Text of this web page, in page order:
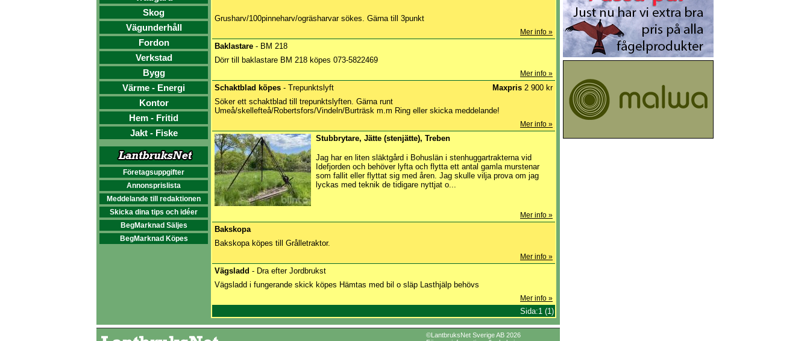
Skog
Vägunderhåll
Fordon
Verkstad
Bygg
Värme - Energi
Kontor
Hem - Fritid
Jakt - Fiske
Företagsuppgifter
Annonsprislista
Meddelande till redaktionen
Skicka dina tips och idéer
BegMarknad Säljes
BegMarknad Köpes
Grusharv/100pinneharv/ogräsharvar sökes. Gärna till 3punkt
Mer info »
Baklastare - BM 218
Dörr till baklastare BM 218 köpes 073-5822469
Mer info »
Schaktblad köpes - Trepunktslyft Maxpris 2 900 kr
Söker ett schaktblad till trepunktslyften. Gärna runt
Umeå/skellefteå/Robertsfors/Vindeln/Burträsk m.m Ring eller skicka meddelande!
Mer info »
Stubbrytare, Jätte (stenjätte), Treben
Jag har en liten släktgård i Bohuslän i stenhuggartrakterna vid
Idefjorden och behöver lyfta och flytta ett antal gamla murstenar
som fallit eller flyttat sig med åren. Jag skulle vilja prova om jag
lyckas med teknik de tidigare nyttjat o...
Mer info »
Bakskopa
Bakskopa köpes till Grålletraktor.
Mer info »
Vägsladd - Dra efter Jordbrukst
Vägsladd i fungerande skick köpes Hämtas med bil o släp Lasthjälp behövs
Mer info »
Sida:1 (1)
©LantbruksNet Sverige AB 2026